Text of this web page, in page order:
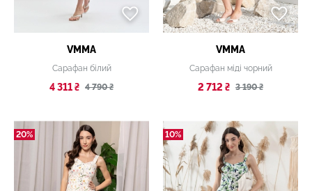
VMMA
Сарафан білий
4 311 ₴ 4 790 ₴
VMMA
Сарафан міді чорний
2 712 ₴ 3 190 ₴
20% 10%